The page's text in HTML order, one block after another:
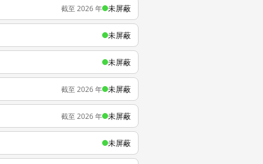
截至 2026 年 未屏蔽
未屏蔽
未屏蔽
截至 2026 年 未屏蔽
截至 2026 年 未屏蔽
未屏蔽